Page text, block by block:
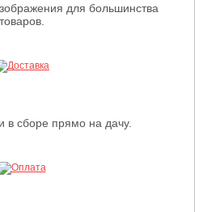
для большинства
товаров.
в сборе прямо на дачу.